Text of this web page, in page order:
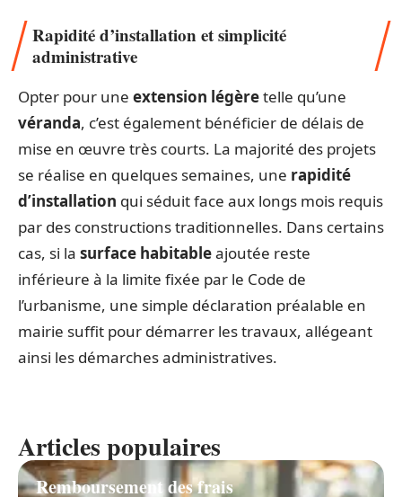
Rapidité d’installation et simplicité
administrative
Opter pour une extension légèretelle qu’une
véranda, c’est également bénéficier de délais de
mise en œuvre très courts. La majorité des projets
se réalise en quelques semaines, une rapidité
d’installation qui séduit face aux longs mois requis
par des constructions traditionnelles. Dans certains
cas, si la surface habitableajoutée reste
inférieure à la limite fixée par le Code de
l’urbanisme, une simple déclaration préalable en
mairie suffit pour démarrer les travaux, allégeant
ainsi les démarches administratives.
Articles populaires
Remboursement des frais